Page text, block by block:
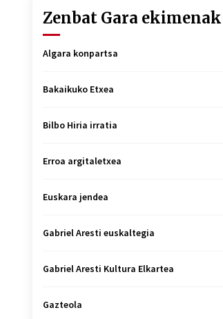
Zenbat Gara ekimenak
Algara konpartsa
Bakaikuko Etxea
Bilbo Hiria irratia
Erroa argitaletxea
Euskara jendea
Gabriel Aresti euskaltegia
Gabriel Aresti Kultura Elkartea
Gazteola